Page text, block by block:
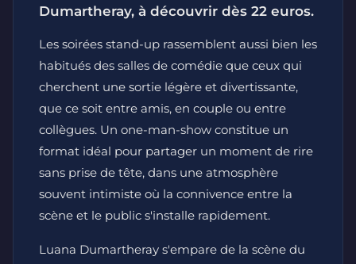
Dumartheray, à découvrir dès 22 euros.
Les soirées stand-up rassemblent aussi bien les
habitués des salles de comédie que ceux qui
cherchent une sortie légère et divertissante,
que ce soit entre amis, en couple ou entre
collègues. Un one-man-show constitue un
format idéal pour partager un moment de rire
sans prise de tête, dans une atmosphère
souvent intimiste où la connivence entre la
scène et le public s'installe rapidement.
Luana Dumartheray s'empare de la scène du